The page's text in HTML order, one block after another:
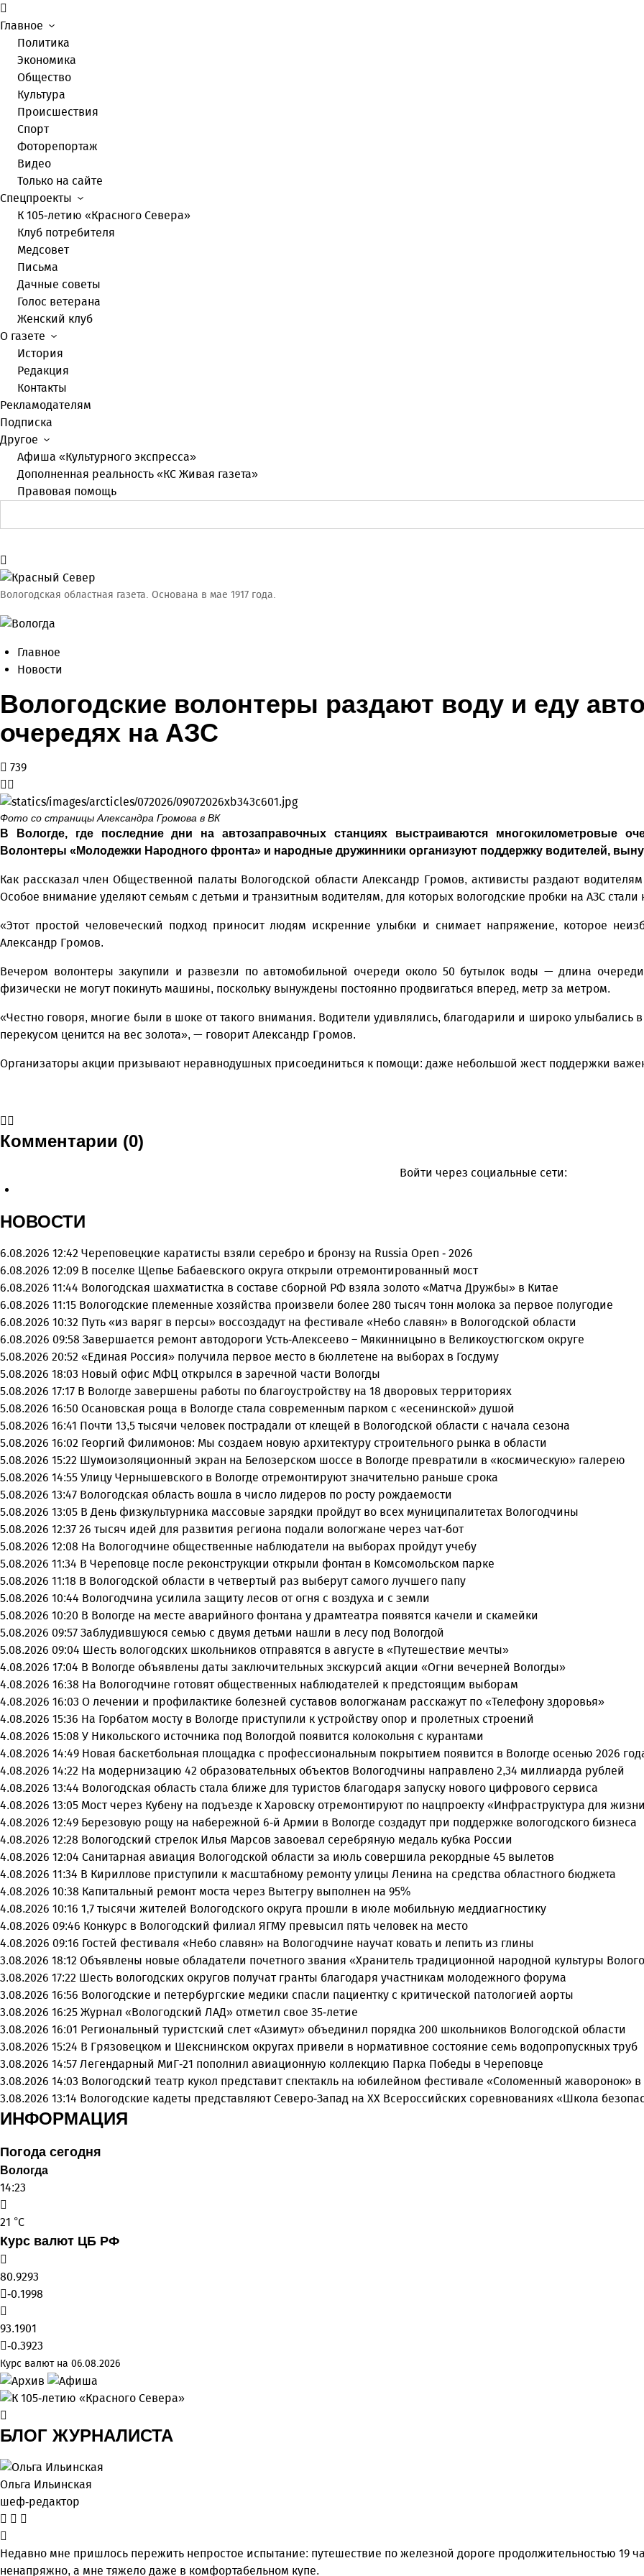
Главное
Политика
Экономика
Общество
Культура
Происшествия
Спорт
Фоторепортаж
Видео
Только на сайте
Спецпроекты
К 105-летию «Красного Севера»
Клуб потребителя
Медсовет
Письма
Дачные советы
Голос ветерана
Женский клуб
О газете
История
Редакция
Контакты
Рекламодателям
Подписка
Другое
Афиша «Культурного экспресса»
Дополненная реальность «КС Живая газета»
Правовая помощь
Вологодская областная газета. Основана в мае 1917 года.
Главное
Новости
Вологодские волонтеры раздают воду и еду
очередях на АЗС
739
Фото со страницы Александра Громова в ВК
В Вологде, где последние дни на автозаправочных станциях выстраиваются многокилометровые
Волонтеры «Молодежки Народного фронта» и народные дружинники организуют поддержку водителей,
Как рассказал член Общественной палаты Вологодской области Александр Громов, активисты раздают
Особое внимание уделяют семьям с детьми и транзитным водителям, для которых вологодские пробки на АЗС
«Этот простой человеческий подход приносит людям искренние улыбки и снимает напряжение, которое
Александр Громов.
Вечером волонтеры закупили и развезли по автомобильной очереди около 50 бутылок воды — длина
физически не могут покинуть машины, поскольку вынуждены постоянно продвигаться вперед, метр за метром.
«Честно говоря, многие были в шоке от такого внимания. Водители удивлялись, благодарили и широко улыбались
перекусом ценится на вес золота», — говорит Александр Громов.
Организаторы акции призывают неравнодушных присоединиться к помощи: даже небольшой жест поддержки
Комментарии (0)
Войти через социальные сети:
НОВОСТИ
6.08.2026 12:42 Череповецкие каратисты взяли серебро и бронзу на Russia Open - 2026
6.08.2026 12:09 В поселке Щепье Бабаевского округа открыли отремонтированный мост
6.08.2026 11:44 Вологодская шахматистка в составе сборной РФ взяла золото «Матча Дружбы» в Китае
6.08.2026 11:15 Вологодские племенные хозяйства произвели более 280 тысяч тонн молока за первое полугодие
6.08.2026 10:32 Путь «из варяг в персы» воссоздадут на фестивале «Небо славян» в Вологодской области
6.08.2026 09:58 Завершается ремонт автодороги Усть-Алексеево – Мякинницыно в Великоустюгском округе
5.08.2026 20:52 «Единая Россия» получила первое место в бюллетене на выборах в Госдуму
5.08.2026 18:03 Новый офис МФЦ открылся в заречной части Вологды
5.08.2026 17:17 В Вологде завершены работы по благоустройству на 18 дворовых территориях
5.08.2026 16:50 Осановская роща в Вологде стала современным парком с «есенинской» душой
5.08.2026 16:41 Почти 13,5 тысячи человек пострадали от клещей в Вологодской области с начала сезона
5.08.2026 16:02 Георгий Филимонов: Мы создаем новую архитектуру строительного рынка в области
5.08.2026 15:22 Шумоизоляционный экран на Белозерском шоссе в Вологде превратили в «космическую» галерею
5.08.2026 14:55 Улицу Чернышевского в Вологде отремонтируют значительно раньше срока
5.08.2026 13:47 Вологодская область вошла в число лидеров по росту рождаемости
5.08.2026 13:05 В День физкультурника массовые зарядки пройдут во всех муниципалитетах Вологодчины
5.08.2026 12:37 26 тысяч идей для развития региона подали вологжане через чат-бот
5.08.2026 12:08 На Вологодчине общественные наблюдатели на выборах пройдут учебу
5.08.2026 11:34 В Череповце после реконструкции открыли фонтан в Комсомольском парке
5.08.2026 11:18 В Вологодской области в четвертый раз выберут самого лучшего папу
5.08.2026 10:44 Вологодчина усилила защиту лесов от огня с воздуха и с земли
5.08.2026 10:20 В Вологде на месте аварийного фонтана у драмтеатра появятся качели и скамейки
5.08.2026 09:57 Заблудившуюся семью с двумя детьми нашли в лесу под Вологдой
5.08.2026 09:04 Шесть вологодских школьников отправятся в августе в «Путешествие мечты»
4.08.2026 17:04 В Вологде объявлены даты заключительных экскурсий акции «Огни вечерней Вологды»
4.08.2026 16:38 На Вологодчине готовят общественных наблюдателей к предстоящим выборам
4.08.2026 16:03 О лечении и профилактике болезней суставов вологжанам расскажут по «Телефону здоровья»
4.08.2026 15:36 На Горбатом мосту в Вологде приступили к устройству опор и пролетных строений
4.08.2026 15:08 У Никольского источника под Вологдой появится колокольня с курантами
4.08.2026 14:49 Новая баскетбольная площадка с профессиональным покрытием появится в Вологде осенью 2026
4.08.2026 14:22 На модернизацию 42 образовательных объектов Вологодчины направлено 2,34 миллиарда рублей
4.08.2026 13:44 Вологодская область стала ближе для туристов благодаря запуску нового цифрового сервиса
4.08.2026 13:05 Мост через Кубену на подъезде к Харовску отремонтируют по нацпроекту «Инфраструктура для
4.08.2026 12:49 Березовую рощу на набережной 6-й Армии в Вологде создадут при поддержке вологодского бизнеса
4.08.2026 12:28 Вологодский стрелок Илья Марсов завоевал серебряную медаль кубка России
4.08.2026 12:04 Санитарная авиация Вологодской области за июль совершила рекордные 45 вылетов
4.08.2026 11:34 В Кириллове приступили к масштабному ремонту улицы Ленина на средства областного бюджета
4.08.2026 10:38 Капитальный ремонт моста через Вытегру выполнен на 95%
4.08.2026 10:16 1,7 тысячи жителей Вологодского округа прошли в июле мобильную меддиагностику
4.08.2026 09:46 Конкурс в Вологодский филиал ЯГМУ превысил пять человек на место
4.08.2026 09:16 Гостей фестиваля «Небо славян» на Вологодчине научат ковать и лепить из глины
3.08.2026 18:12 Объявлены новые обладатели почетного звания «Хранитель традиционной народной культуры
3.08.2026 17:22 Шесть вологодских округов получат гранты благодаря участникам молодежного форума
3.08.2026 16:56 Вологодские и петербургские медики спасли пациентку с критической патологией аорты
3.08.2026 16:25 Журнал «Вологодский ЛАД» отметил свое 35-летие
3.08.2026 16:01 Региональный туристский слет «Азимут» объединил порядка 200 школьников Вологодской области
3.08.2026 15:24 В Грязовецком и Шекснинском округах привели в нормативное состояние семь водопропускных труб
3.08.2026 14:57 Легендарный МиГ-21 пополнил авиационную коллекцию Парка Победы в Череповце
3.08.2026 14:03 Вологодский театр кукол представит спектакль на юбилейном фестивале «Соломенный жаворонок»
3.08.2026 13:14 Вологодские кадеты представляют Северо-Запад на XX Всероссийских соревнованиях «Школа
ИНФОРМАЦИЯ
Погода сегодня
Вологда
14:23
21 °C
Курс валют ЦБ РФ
80.9293
-0.1998
93.1901
-0.3923
Курс валют на 06.08.2026
БЛОГ ЖУРНАЛИСТА
Ольга Ильинская
шеф-редактор
Недавно мне пришлось пережить непростое испытание: путешествие по железной дороге продолжительностью 19
ненапряжно, а мне тяжело даже в комфортабельном купе.